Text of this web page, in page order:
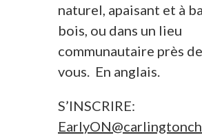
naturel, apaisant et à
bois, ou dans un lieu
communautaire près
vous. En anglais.
S’INSCRIRE: